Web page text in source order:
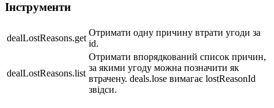
Інструменти
dealLostReasons.get
Отримати одну причину втрати угоди за
id.
dealLostReasons.list
Отримати впорядкований список причин,
за якими угоду можна позначити як
втрачену. deals.lose вимагає lostReasonId
звідси.